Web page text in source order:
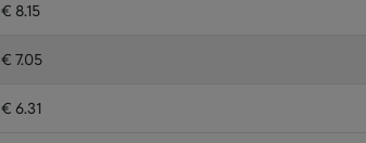
€ 8.15
€ 7.05
€ 6.31